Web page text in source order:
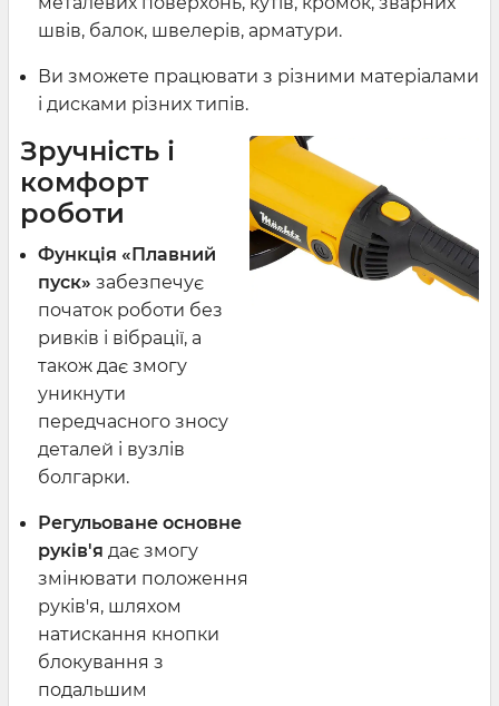
швів, балок, швелерів, арматури.
Ви зможете працювати з різними матеріалами
і дисками різних типів.
Зручність і
комфорт
роботи
Функція «Плавний
пуск» забезпечує
початок роботи без
ривків і вібрації, а
також дає змогу
уникнути
передчасного зносу
деталей і вузлів
болгарки.
Регульоване основне
руків'я дає змогу
змінювати положення
руків'я, шляхом
натискання кнопки
блокування з
подальшим